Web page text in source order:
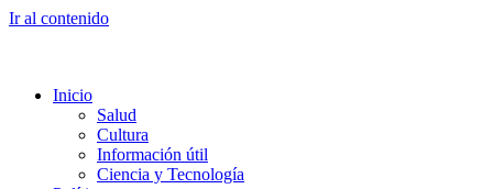
Ir al contenido
Inicio
Salud
Cultura
Información útil
Ciencia y Tecnología